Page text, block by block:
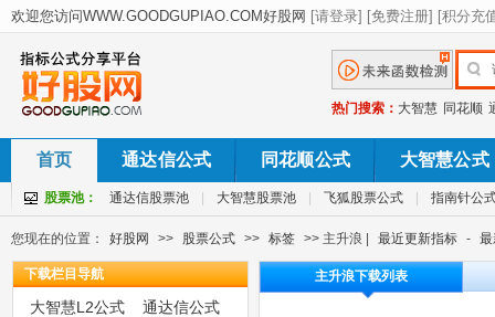
热门搜索： 大智慧 同花顺
首页 通达信公式 同花顺公式 大智慧公式
股票池： 通达信股票池 大智慧股票池 飞狐股票公式 指南针公
您现在的位置： 好股网 >> 股票公式 >> 标签 >> 主升浪 | 最近更新指标 -
下载栏目导航
大智慧L2公式
通达信公式
主升浪下载列表